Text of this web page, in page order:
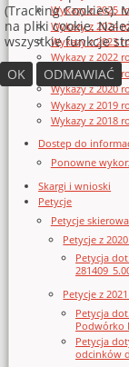
Wykazy z 2025
Wykazy z 2024
Wykazy z 2023
Wykazy z 2022
Wykazy z 2021
Wykazy z 2020
Wykazy z 2019
Wykazy z 2018
Dostęp do
Ponowne
Skargi i wnioski
Petycje
Petycje
Petycje z
Petycja
Petycje z
Petycja
Podwórko
Petycja
odcinków
(Tracking Cookies).
na pliki cookie.
wszystkie funkcje
OK
ODMAWIAĆ